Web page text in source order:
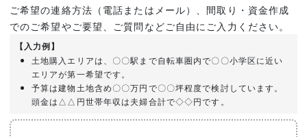
ご希望の連絡方法（電話またはメール）、間取り・資金作成
でのご希望やご要望、ご質問などご自由にご入力ください。
【入力例】
土地購入エリアは、〇〇駅まで自転車圏内で〇〇小学区に近い
エリアが第一希望です。
予算は建物土地含め〇〇万円で〇〇坪程度で検討しています。
頭金は△△円世帯年収は夫婦合計で◇◇円です。